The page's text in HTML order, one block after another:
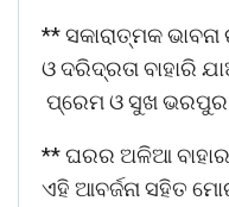
** ସକାରାତ୍ମକ
ଓ ଦରିଦ୍ରତା ବାହାରି
ପ୍ରେମ ଓ ସୁଖ ଭରପୁର
** ଘରର ଅଳିଆ
ଏହି ଆବର୍ଜନା ସହିତ